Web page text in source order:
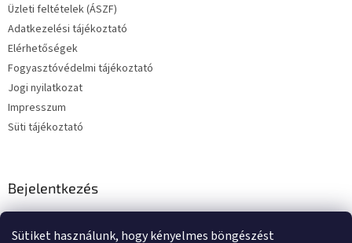
Sütiket használunk, hogy kényelmes böngészést
Üzleti feltételek (ÁSZF)
Adatkezelési tájékoztató
Elérhetőségek
Fogyasztóvédelmi tájékoztató
Jogi nyilatkozat
Impresszum
Süti tájékoztató
Bejelentkezés
E-mail